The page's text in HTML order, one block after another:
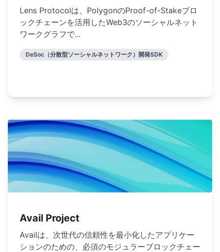
Lens Protocolは、PolygonのProof-of-Stakeブロ
ックチェーンを活用したWeb3のソーシャルネット
ワークグラフで...
DeSoc（分散型ソーシャルネットワーク）開発SDK
Avail Project
Availは、次世代の信頼性を最小化したアプリケー
ションのための、必須のモジュラーブロックチェー